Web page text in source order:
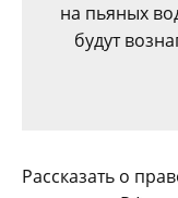
на пьяных
будут
Рассказать о